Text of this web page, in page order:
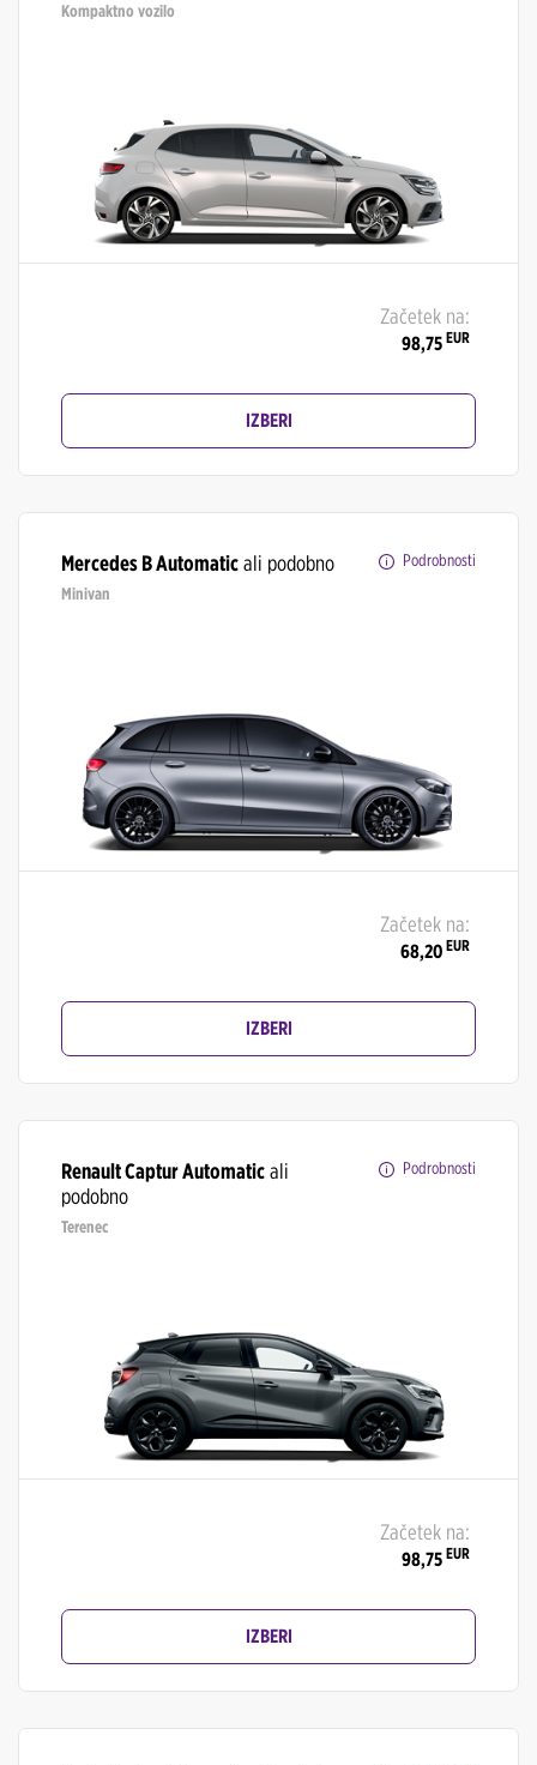
Kompaktno vozilo
Začetek na:
98,75 EUR
IZBERI
Mercedes B Automaticali podobno
Podrobnosti
Minivan
Začetek na:
68,20 EUR
IZBERI
Renault Captur Automaticali
podobno
Podrobnosti
Terenec
Začetek na:
98,75 EUR
IZBERI